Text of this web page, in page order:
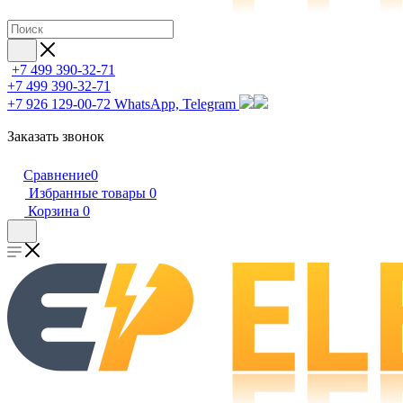
+7 499 390-32-71
+7 499 390-32-71
+7 926 129-00-72 WhatsApp, Telegram
Заказать звонок
Сравнение0
Избранные товары 0
Корзина 0